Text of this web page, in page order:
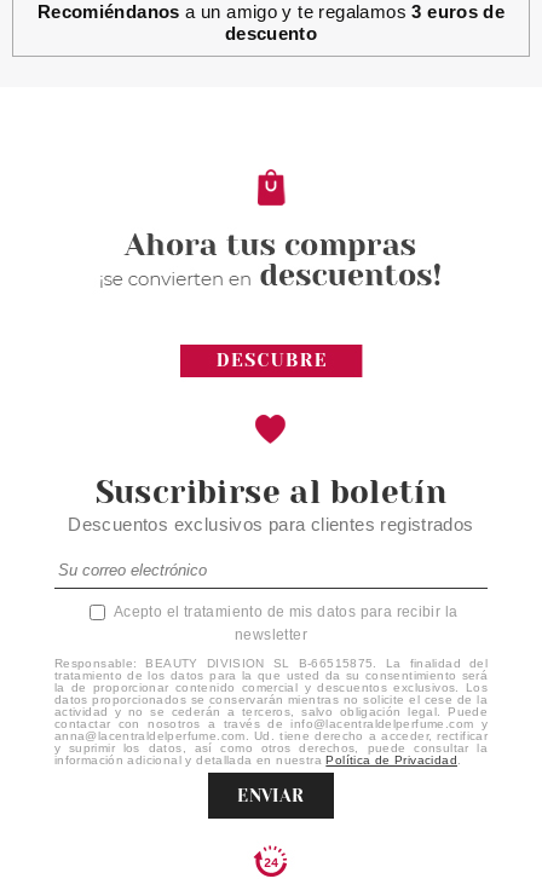
Recomiéndanos a un amigo y te regalamos3 euros de
descuento
Suscribirse al boletín
Descuentos exclusivos para clientes registrados
Acepto el tratamiento de mis datos para recibir la
newsletter
Responsable: BEAUTY DIVISION SL B-66515875. La finalidad del
tratamiento de los datos para la que usted da su consentimiento será
la de proporcionar contenido comercial y descuentos exclusivos. Los
datos proporcionados se conservarán mientras no solicite el cese de la
actividad y no se cederán a terceros, salvo obligación legal. Puede
contactar con nosotros a través de info@lacentraldelperfume.com y
anna@lacentraldelperfume.com. Ud. tiene derecho a acceder, rectificar
y suprimir los datos, así como otros derechos, puede consultar la
información adicional y detallada en nuestraPolítica de Privacidad
ENVIAR